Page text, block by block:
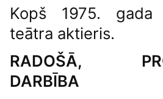
Kopš 1975. gada
teātra aktieris.
RADOŠĀ,
DARBĪBA